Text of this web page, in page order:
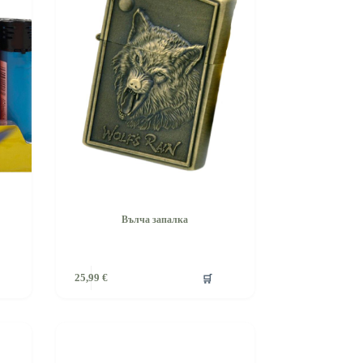
Вълча запалка
25,99€ 🛒